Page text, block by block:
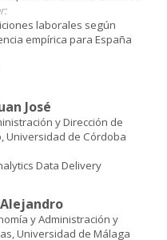
laborales según
empírica para España
José
y Dirección de
Universidad de Córdoba
Data Delivery
Alejandro
y Administración y
Universidad de Málaga